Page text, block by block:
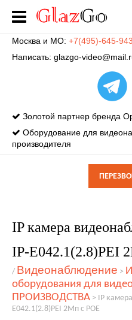
Москва и МО: +7(495)-645-
Написать: glazgo-
Золотой партнер бренда
Оборудование для
производителя
IP камера
IP-E042.1(2.8)PEI
/ Видеонаблюдение >
оборудования для
ПРОИЗВОДСТВА > IP
E042.1(2.8)PEI 2Мп с POE